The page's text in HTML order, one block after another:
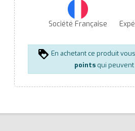
Société Française
En achetant ce produit
pointsqui peuvent